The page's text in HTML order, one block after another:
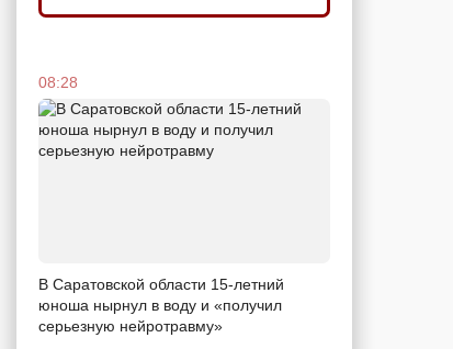
08:28
В Саратовской области 15-летний
юноша нырнул в воду и «получил
серьезную нейротравму»